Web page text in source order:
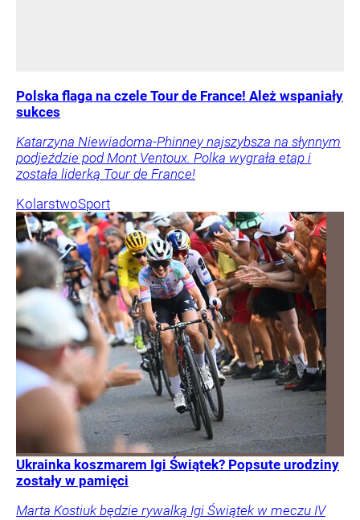
Polska flaga na czele Tour de France! Ależ wspaniały
sukces
Katarzyna Niewiadoma-Phinney najszybsza na słynnym
podjeździe pod Mont Ventoux. Polka wygrała etap i
została liderką Tour de France!
KolarstwoSport
Ukrainka koszmarem Igi Świątek? Popsute urodziny
zostały w pamięci
Marta Kostiuk będzie rywalką Igi Świątek w meczu IV